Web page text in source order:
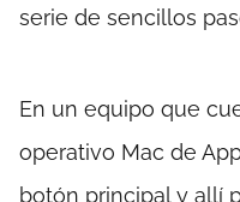
serie de sencillos
En un equipo que
operativo Mac de
botón principal y allí